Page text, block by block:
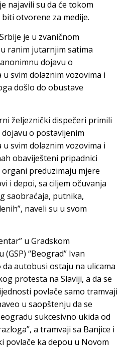
najavili su da će tokom
otvorene za medije.
je u zvaničnom
ranim jutarnjim satima
dojavu o
svim dolaznim vozovima i
došlo do obustave
željeznički dispečeri primili
o postavljenim
svim dolaznim vozovima i
obaviješteni pripadnici
preduzimaju mjere
i depoi, sa ciljem očuvanja
saobraćaja, putnika,
naveli su u svom
u Gradskom
“Beograd” Ivan
autobusi ostaju na ulicama
protesta na Slaviji, a da se
povlače samo tramvaji
u saopštenju da se
sukcesivno ukida od
a tramvaji sa Banjice i
povlače ka depou u Novom